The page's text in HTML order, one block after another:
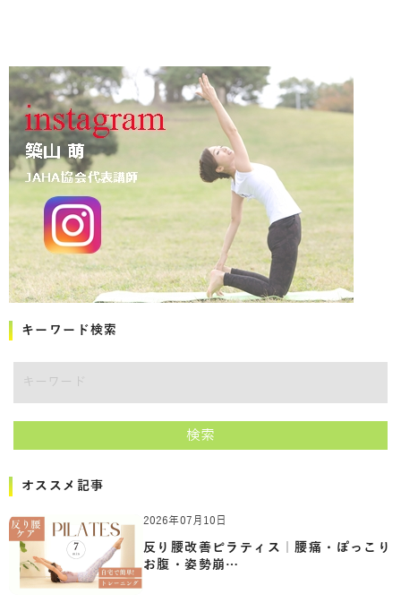
キーワード検索
検索
オススメ記事
2026年07月10日
反り腰改善ピラティス｜腰痛・ぽっこり
お腹・姿勢崩…